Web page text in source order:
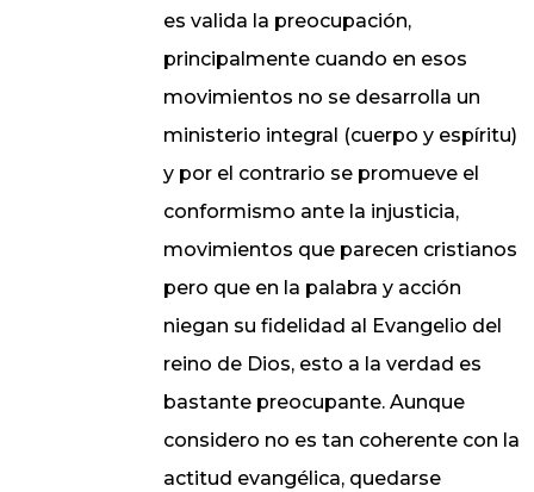
es valida la preocupación,
principalmente cuando en esos
movimientos no se desarrolla un
ministerio integral (cuerpo y espíritu)
y por el contrario se promueve el
conformismo ante la injusticia,
movimientos que parecen cristianos
pero que en la palabra y acción
niegan su fidelidad al Evangelio del
reino de Dios, esto a la verdad es
bastante preocupante. Aunque
considero no es tan coherente con la
actitud evangélica, quedarse